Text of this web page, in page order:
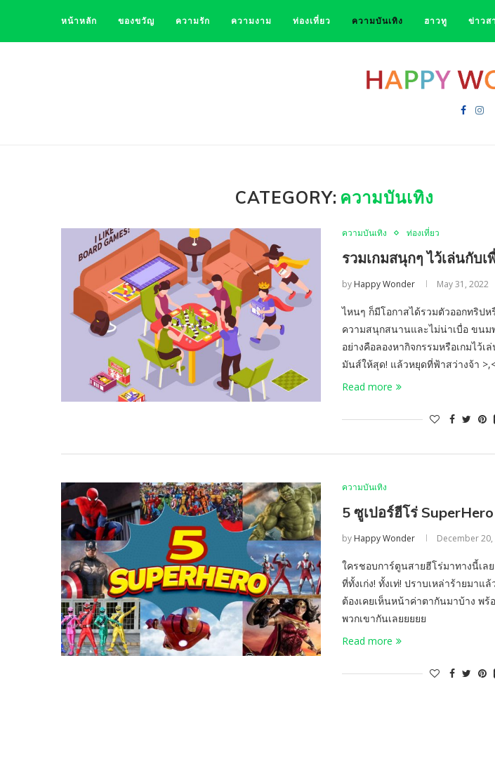
หน้าหลัก ของขวัญ ความรัก ความงาม ท่องเที่ยว ความบันเทิง ฮาวทู ข่าวส
CATEGORY: ความบันเทิง
ความบันเทิง ท่องเที่ยว
รวมเกมสนุกๆ ไว้เล่นกับ
by Happy Wonder May 31, 2022
ไหนๆ ก็มีโอกาสได้รวมตัวออกทริปห
ความสนุกสนานและไม่น่าเบื่อ ขนม
อย่างคือลองหากิจกรรมหรือเกมไว้
มันส์ให้สุด! แล้วหยุดที่ฟ้าสว่างจ้า
Read more
ความบันเทิง
5 ซูเปอร์ฮีโร่ SuperHero
by Happy Wonder December 20,
ใครชอบการ์ตูนสายฮีโร่มาทางนี้เล
ที่ทั้งเก่ง! ทั้งเท่! ปราบเหล่าร้ายมา
ต้องเคยเห็นหน้าค่าตากันมาบ้าง พ
พวกเขากันเลยยยยย
Read more